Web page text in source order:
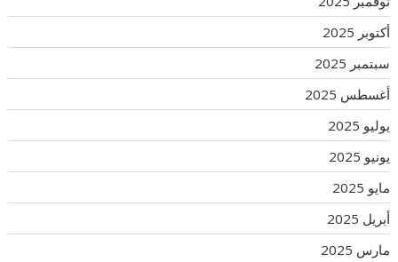
أكتوبر 2025
سبتمبر 2025
أغسطس 2025
يوليو 2025
يونيو 2025
مايو 2025
أبريل 2025
مارس 2025